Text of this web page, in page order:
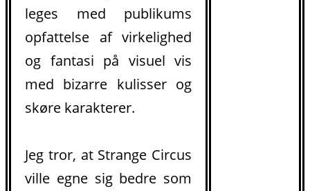
leges med publikums
opfattelse af virkelighed
og fantasi på visuel vis
med bizarre kulisser og
skøre karakterer.
Jeg tror, at Strange Circus
ville egne sig bedre som